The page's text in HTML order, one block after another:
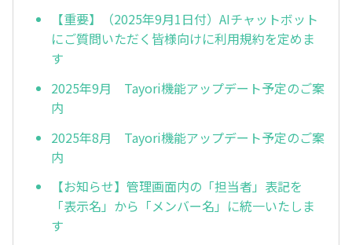
【重要】（2025年9月1日付）AIチャットボット
にご質問いただく皆様向けに利用規約を定めま
す
2025年9月 Tayori機能アップデート予定のご案
内
2025年8月 Tayori機能アップデート予定のご案
内
【お知らせ】管理画面内の「担当者」表記を
「表示名」から「メンバー名」に統一いたしま
す